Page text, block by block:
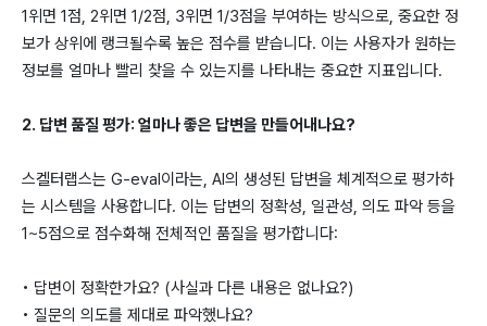
1위면 1점, 2위면 1/2점, 3위면 1/3점을 부여하는 방식으로, 중요한 정
보가 상위에 랭크될수록 높은 점수를 받습니다. 이는 사용자가 원하는
정보를 얼마나 빨리 찾을 수 있는지를 나타내는 중요한 지표입니다.
2. 답변 품질 평가: 얼마나 좋은 답변을 만들어내나요?
스켈터랩스는 G-eval이라는, AI의 생성된 답변을 체계적으로 평가하
는 시스템을 사용합니다. 이는 답변의 정확성, 일관성, 의도 파악 등을
1~5점으로 점수화해 전체적인 품질을 평가합니다:
• 답변이 정확한가요? (사실과 다른 내용은 없나요?)
• 질문의 의도를 제대로 파악했나요?